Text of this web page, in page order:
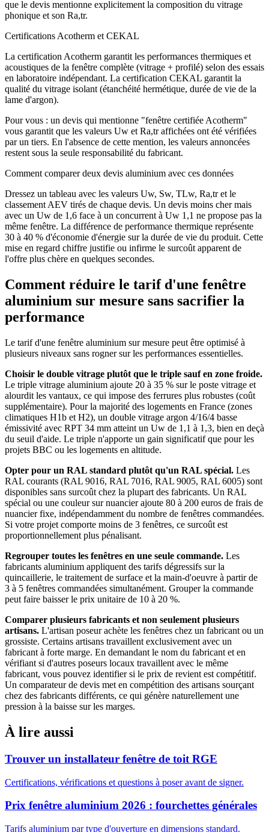
que le devis mentionne explicitement la composition du vitrage
phonique et son Ra,tr.
Certifications Acotherm et CEKAL
La certification Acotherm garantit les performances thermiques et
acoustiques de la fenêtre complète (vitrage + profilé) selon des essais
en laboratoire indépendant. La certification CEKAL garantit la
qualité du vitrage isolant (étanchéité hermétique, durée de vie de la
lame d'argon).
Pour vous : un devis qui mentionne "fenêtre certifiée Acotherm"
vous garantit que les valeurs Uw et Ra,tr affichées ont été vérifiées
par un tiers. En l'absence de cette mention, les valeurs annoncées
restent sous la seule responsabilité du fabricant.
Comment comparer deux devis aluminium avec ces données
Dressez un tableau avec les valeurs Uw, Sw, TLw, Ra,tr et le
classement AEV tirés de chaque devis. Un devis moins cher mais
avec un Uw de 1,6 face à un concurrent à Uw 1,1 ne propose pas la
même fenêtre. La différence de performance thermique représente
30 à 40 % d'économie d'énergie sur la durée de vie du produit. Cette
mise en regard chiffre justifie ou infirme le surcoût apparent de
l'offre plus chère en quelques secondes.
Comment réduire le tarif d'une fenêtre
aluminium sur mesure sans sacrifier la
performance
Le tarif d'une fenêtre aluminium sur mesure peut être optimisé à
plusieurs niveaux sans rogner sur les performances essentielles.
Choisir le double vitrage plutôt que le triple sauf en zone froide.
Le triple vitrage aluminium ajoute 20 à 35 % sur le poste vitrage et
alourdit les vantaux, ce qui impose des ferrures plus robustes (coût
supplémentaire). Pour la majorité des logements en France (zones
climatiques H1b et H2), un double vitrage argon 4/16/4 basse
émissivité avec RPT 34 mm atteint un Uw de 1,1 à 1,3, bien en deçà
du seuil d'aide. Le triple n'apporte un gain significatif que pour les
projets BBC ou les logements en altitude.
Opter pour un RAL standard plutôt qu'un RAL spécial. Les
RAL courants (RAL 9016, RAL 7016, RAL 9005, RAL 6005) sont
disponibles sans surcoût chez la plupart des fabricants. Un RAL
spécial ou une couleur sur nuancier ajoute 80 à 200 euros de frais de
nuancier fixe, indépendamment du nombre de fenêtres commandées.
Si votre projet comporte moins de 3 fenêtres, ce surcoût est
proportionnellement plus pénalisant.
Regrouper toutes les fenêtres en une seule commande. Les
fabricants aluminium appliquent des tarifs dégressifs sur la
quincaillerie, le traitement de surface et la main-d'oeuvre à partir de
3 à 5 fenêtres commandées simultanément. Grouper la commande
peut faire baisser le prix unitaire de 10 à 20 %.
Comparer plusieurs fabricants et non seulement plusieurs
artisans. L'artisan poseur achète les fenêtres chez un fabricant ou un
grossiste. Certains artisans travaillent exclusivement avec un
fabricant à forte marge. En demandant le nom du fabricant et en
vérifiant si d'autres poseurs locaux travaillent avec le même
fabricant, vous pouvez identifier si le prix de revient est compétitif.
Un comparateur de devis met en compétition des artisans sourçant
chez des fabricants différents, ce qui génère naturellement une
pression à la baisse sur les marges.
À lire aussi
Trouver un installateur fenêtre de toit RGE
Certifications, vérifications et questions à poser avant de signer.
Prix fenêtre aluminium 2026 : fourchettes générales
Tarifs aluminium par type d'ouverture en dimensions standard.